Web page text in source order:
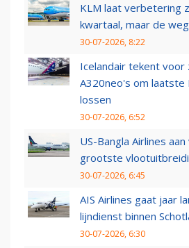
KLM laat verbetering
kwartaal, maar de
30-07-2026, 8:22
Icelandair tekent voor
A320neo's om laatste
lossen
30-07-2026, 6:52
US-Bangla Airlines
grootste
30-07-2026, 6:45
AIS Airlines gaat jaar
lijndienst binnen
30-07-2026, 6:30